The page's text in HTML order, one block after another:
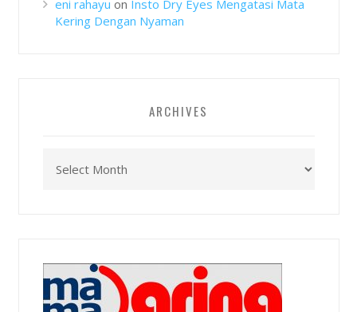
eni rahayu on Insto Dry Eyes Mengatasi Mata
Kering Dengan Nyaman
ARCHIVES